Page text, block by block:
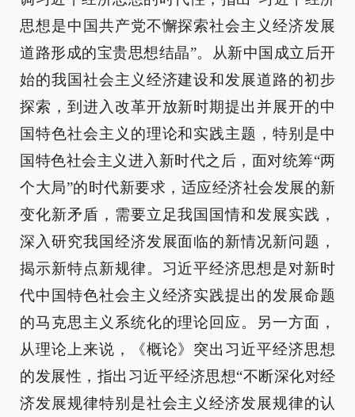
思想是中国共产党不懈探索社会主义经济发展
道路形成的宝贵思想结晶”。从新中国成立后开
始的我国社会主义经济建设和发展道路的初步
探索，到进入改革开放新时期提出并展开的中
国特色社会主义的理论和实践主题，特别是中
国特色社会主义进入新时代之后，面对统筹“两
个大局”的时代新要求，适应经济社会发展的新
变化新矛盾，需要立足我国国情和发展实践，
深入研究我国经济发展面临的新情况新问题，
揭示新特点新规律。习近平经济思想是对新时
代中国特色社会主义经济实践提出的发展命题
的马克思主义系统化的理论回应。另一方面，
从理论上来说，《概论》突出习近平经济思想
的发展性，指出习近平经济思想“不断深化对经
济发展规律特别是社会主义经济发展规律的认